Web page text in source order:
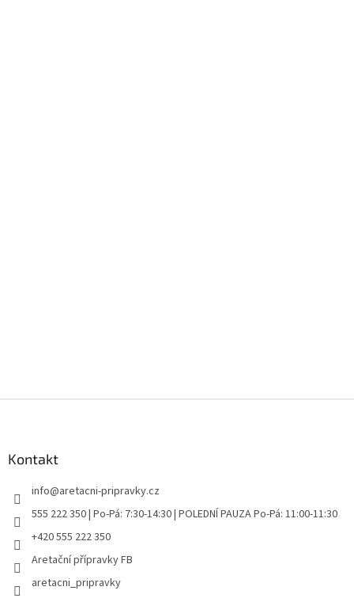
Kontakt
info@aretacni-pripravky.cz
555 222 350 | Po-Pá: 7:30-14:30 | POLEDNÍ PAUZA Po-Pá: 11:00-11:30
+420 555 222 350
Aretační přípravky FB
aretacni_pripravky